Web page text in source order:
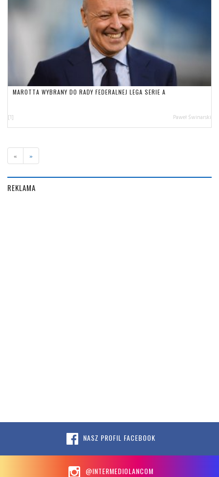
MAROTTA WYBRANY DO RADY FEDERALNEJ LEGA SERIE A
[1] Paweł Świnarski
« »
REKLAMA
NASZ PROFIL FACEBOOK
@INTERMEDIOLANCOM